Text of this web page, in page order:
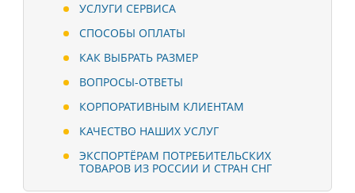
УСЛУГИ СЕРВИСА
СПОСОБЫ ОПЛАТЫ
КАК ВЫБРАТЬ РАЗМЕР
ВОПРОСЫ-ОТВЕТЫ
КОРПОРАТИВНЫМ КЛИЕНТАМ
КАЧЕСТВО НАШИХ УСЛУГ
ЭКСПОРТЁРАМ ПОТРЕБИТЕЛЬСКИХ
ТОВАРОВ ИЗ РОССИИ И СТРАН СНГ